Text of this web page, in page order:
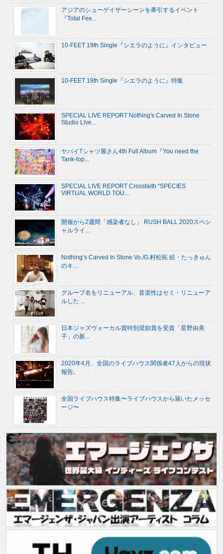
アジアのシューゲイザーシーンを牽引するイベント
『Total Fee...
10-FEET 19th Single『シエラのように』インタビュー
10-FEET 19th Single『シエラのように』特集
SPECIAL LIVE REPORT Nothing's Carved In Stone
Studio Live...
ヤバイTシャツ屋さん4th Full Album『You need the
Tank-top...
SPECIAL LIVE REPORT Crossfaith “SPECIES
VIRTUAL WORLD TOU...
開催から2週間「感染者なし」 RUSH BALL 2020スペシ
ャルライ...
Nothing’s Carved In Stone Vo./G.村松拓 続・たっきゅん
のキ...
グループ名をリニューアル、音楽性はセミ・リニューア
ルした ...
日本ジャズヴォーカル賞特別奨励賞を受賞「星野由美
子」の新...
2020年4月、全国のライブハウス関係者47人からの現状
報告。
全国ライブハウス特集〜ライブハウスから届いたメッセ
ージ〜